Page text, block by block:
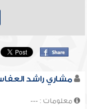
مشاري راشد
معلومات : ---